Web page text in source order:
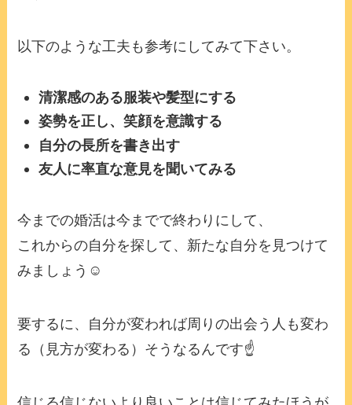
以下のような工夫も参考にしてみて下さい。
清潔感のある服装や髪型にする
姿勢を正し、笑顔を意識する
自分の長所を書き出す
友人に率直な意見を聞いてみる
今までの婚活は今までで終わりにして、
これからの自分を探して、新たな自分を見つけて
みましょう☺️
要するに、自分が変われば周りの出会う人も変わ
る（見方が変わる）そうなるんです☝️